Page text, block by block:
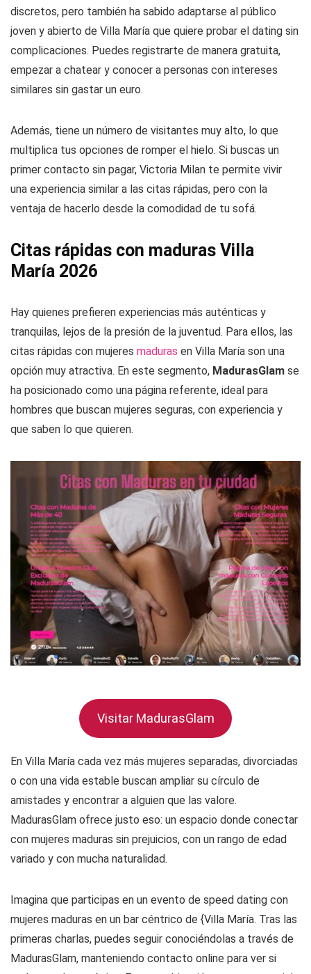
discretos, pero también ha sabido adaptarse al público
joven y abierto de Villa María que quiere probar el dating sin
complicaciones. Puedes registrarte de manera gratuita,
empezar a chatear y conocer a personas con intereses
similares sin gastar un euro.
Además, tiene un número de visitantes muy alto, lo que
multiplica tus opciones de romper el hielo. Si buscas un
primer contacto sin pagar, Victoria Milan te permite vivir
una experiencia similar a las citas rápidas, pero con la
ventaja de hacerlo desde la comodidad de tu sofá.
Citas rápidas con maduras Villa
María 2026
Hay quienes prefieren experiencias más auténticas y
tranquilas, lejos de la presión de la juventud. Para ellos, las
citas rápidas con mujeres maduras en Villa María son una
opción muy atractiva. En este segmento, MadurasGlam se
ha posicionado como una página referente, ideal para
hombres que buscan mujeres seguras, con experiencia y
que saben lo que quieren.
Visitar MadurasGlam
En Villa María cada vez más mujeres separadas, divorciadas
o con una vida estable buscan ampliar su círculo de
amistades y encontrar a alguien que las valore.
MadurasGlam ofrece justo eso: un espacio donde conectar
con mujeres maduras sin prejuicios, con un rango de edad
variado y con mucha naturalidad.
Imagina que participas en un evento de speed dating con
mujeres maduras en un bar céntrico de {Villa María. Tras las
primeras charlas, puedes seguir conociéndolas a través de
MadurasGlam, manteniendo contacto online para ver si